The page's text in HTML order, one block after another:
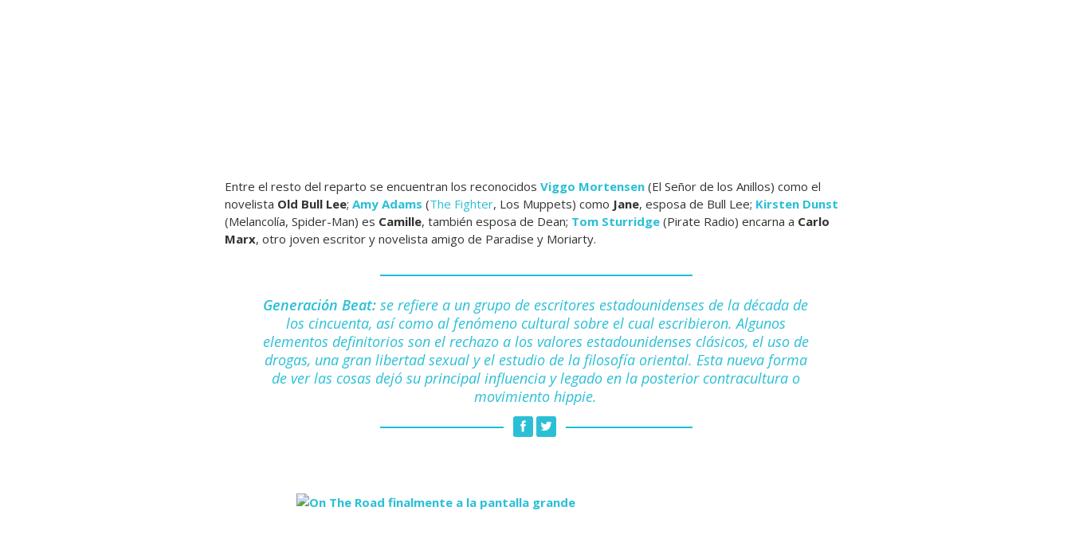
Entre el resto del reparto se encuentran los reconocidos Viggo Mortensen (El Señor de los Anillos) como el
novelista Old Bull Lee; Amy Adams (The Fighter, Los Muppets) como Jane, esposa de Bull Lee; Kirsten Dunst
(Melancolía, Spider-Man) es Camille, también esposa de Dean; Tom Sturridge (Pirate Radio) encarna a Carlo
Marx, otro joven escritor y novelista amigo de Paradise y Moriarty.
Generación Beat: se refiere a un grupo de escritores estadounidenses de la década de
los cincuenta, así como al fenómeno cultural sobre el cual escribieron. Algunos
elementos definitorios son el rechazo a los valores estadounidenses clásicos, el uso de
drogas, una gran libertad sexualy el estudio de la filosofía oriental. Esta nueva forma
de ver las cosas dejó su principal influencia y legado en la posterior contracultura o
movimiento hippie.